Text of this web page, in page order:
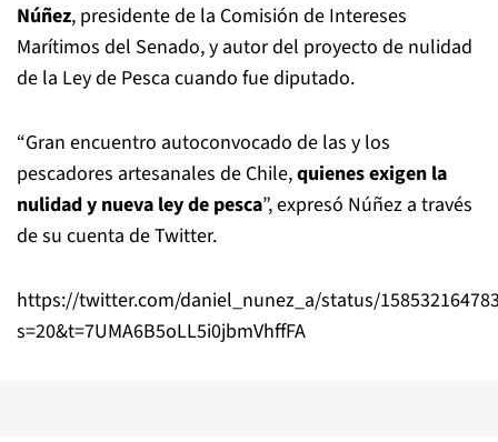
Núñez, presidente de la Comisión de Intereses
Marítimos del Senado, y autor del proyecto de nulidad
de la Ley de Pesca cuando fue diputado.
“Gran encuentro autoconvocado de las y los
pescadores artesanales de Chile,quienes exigen la
nulidad y nueva ley de pesca”, expresó Núñez a través
de su cuenta de Twitter.
https://twitter.com/daniel_nunez_a/status/
s=20&t=7UMA6B5oLL5i0jbmVhffFA